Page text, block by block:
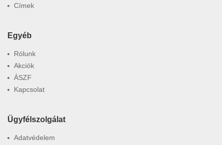
Címek
Egyéb
Rólunk
Akciók
ÁSZF
Kapcsolat
Ügyfélszolgálat
Adatvédelem